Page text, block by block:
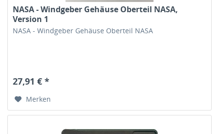
NASA - Windgeber Gehäuse Oberteil NASA,
Version 1
NASA - Windgeber Gehäuse Oberteil NASA
27,91 € *
Merken